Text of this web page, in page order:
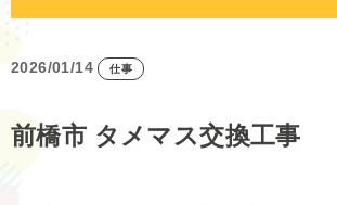
2026/01/14 仕事
前橋市 タメマス交換工事